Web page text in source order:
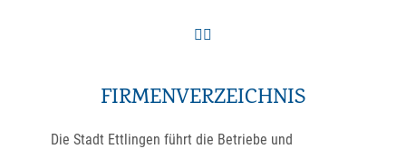
FIRMENVERZEICHNIS
Die Stadt Ettlingen führt die Betriebe und